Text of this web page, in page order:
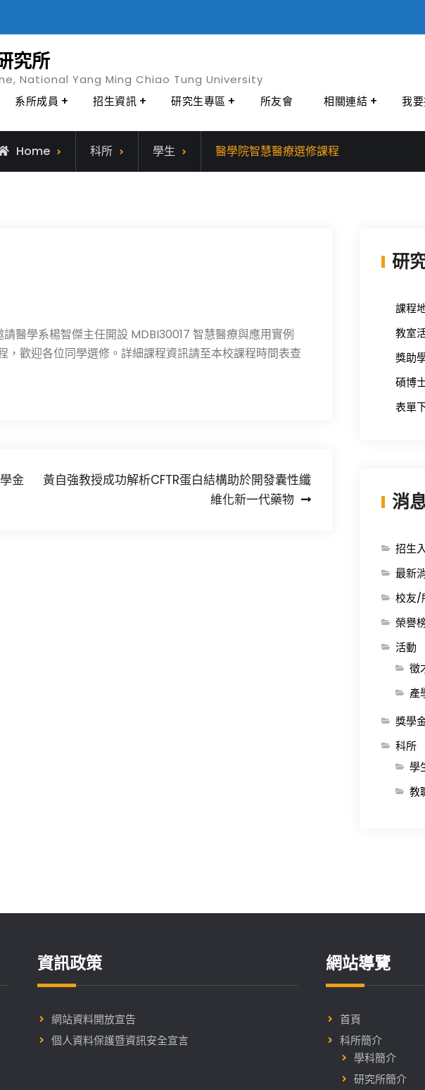
究所
National Yang Ming Chiao Tung University
系所成員 招生資訊 研究生專區 所友會 相關連結 我
Home 科所 學生 醫學院智慧醫療選修課程
醫學系楊智傑主任開設 MDBI30017 智慧醫療與應用實例
歡迎各位同學選修。詳細課程資訊請至本校課程時間表查
金
黃自強教授成功解析CFTR蛋白結構助於開發囊性纖
維化新一代藥物
研
課程
教室
獎助
碩博
表單
消
招生
最新
校友/
榮譽
活動
徵
產
獎學
科所
學
教
資訊政策
網站資料開放宣告
個人資料保護暨資訊安全宣言
網站導覽
首頁
科所簡介
學科簡介
研究所簡介